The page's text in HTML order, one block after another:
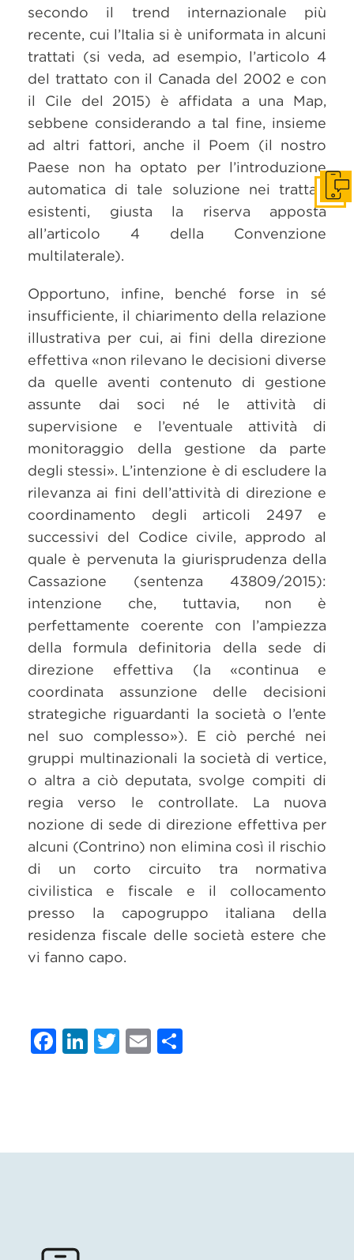
secondo il trend internazionale più
recente, cui l’Italia si è uniformata in alcuni
trattati (si veda, ad esempio, l’articolo 4
del trattato con il Canada del 2002 e con
il Cile del 2015) è affidata a una Map,
sebbene considerando a tal fine, insieme
ad altri fattori, anche il Poem (il nostro
Paese non ha optato per l’introduzione
automatica di tale soluzione nei trattati
esistenti, giusta la riserva apposta
all’articolo 4 della Convenzione
multilaterale).
Opportuno, infine, benché forse in sé
insufficiente, il chiarimento della relazione
illustrativa per cui, ai fini della direzione
effettiva «non rilevano le decisioni diverse
da quelle aventi contenuto di gestione
assunte dai soci né le attività di
supervisione e l’eventuale attività di
monitoraggio della gestione da parte
degli stessi». L’intenzione è di escludere la
rilevanza ai fini dell’attività di direzione e
coordinamento degli articoli 2497 e
successivi del Codice civile, approdo al
quale è pervenuta la giurisprudenza della
Cassazione (sentenza 43809/2015):
intenzione che, tuttavia, non è
perfettamente coerente con l’ampiezza
della formula definitoria della sede di
direzione effettiva (la «continua e
coordinata assunzione delle decisioni
strategiche riguardanti la società o l’ente
nel suo complesso»). E ciò perché nei
gruppi multinazionali la società di vertice,
o altra a ciò deputata, svolge compiti di
regia verso le controllate. La nuova
nozione di sede di direzione effettiva per
alcuni (Contrino) non elimina così il rischio
di un corto circuito tra normativa
civilistica e fiscale e il collocamento
presso la capogruppo italiana della
residenza fiscale delle società estere che
vi fanno capo.
Facebook
LinkedIn
Twitter
Email
Get